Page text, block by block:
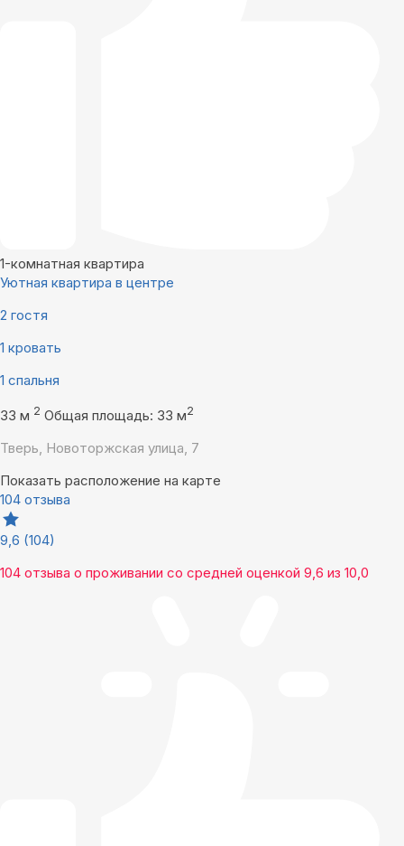
1-комнатная квартира
Уютная квартира в центре
2 гостя
1 кровать
1 спальня
33 м 2 Общая площадь: 33 м2
Тверь, Новоторжская улица, 7
Показать расположение на карте
104 отзыва
9,6 (104)
104 отзыва о проживании со средней оценкой 9,6 из 10,0